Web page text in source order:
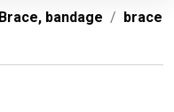
Brace, bandage
brace